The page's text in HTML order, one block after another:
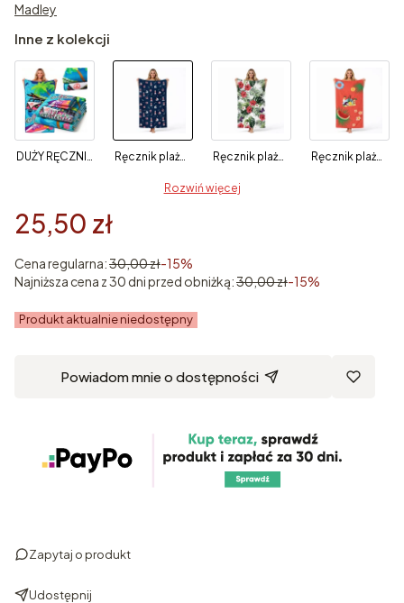
Madley
Inne z kolekcji
Rozwiń więcej
25,50 zł
Cena regularna:30,00 zł-15%
Najniższa cena z 30 dni przed obniżką:30,00 zł-15%
Produkt aktualnie niedostępny
Powiadom mnie o dostępności
Zapytaj o produkt
Udostępnij